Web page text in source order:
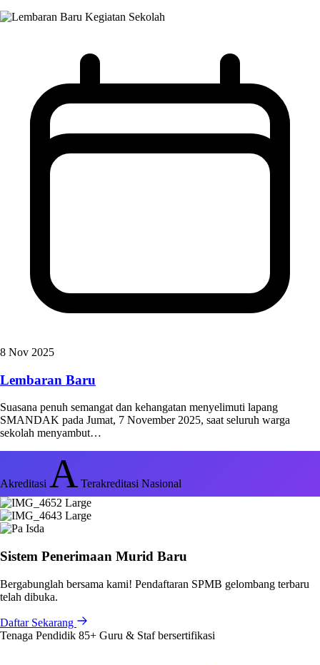
Kegiatan Sekolah
8 Nov 2025
Lembaran Baru
Suasana penuh semangat dan kehangatan menyelimuti lapang
SMANDAK pada Jumat, 7 November 2025, saat seluruh warga
sekolah menyambut…
Akreditasi A Terakreditasi Nasional
Sistem Penerimaan Murid Baru
Bergabunglah bersama kami! Pendaftaran SPMB gelombang terbaru
telah dibuka.
Daftar Sekarang
Tenaga Pendidik 85+ Guru & Staf bersertifikasi